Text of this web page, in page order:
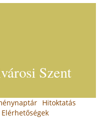
Szent
Hitoktatás
Elérhetőségek